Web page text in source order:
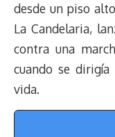
desde un piso
La Candelaria,
contra una
cuando se
vida.